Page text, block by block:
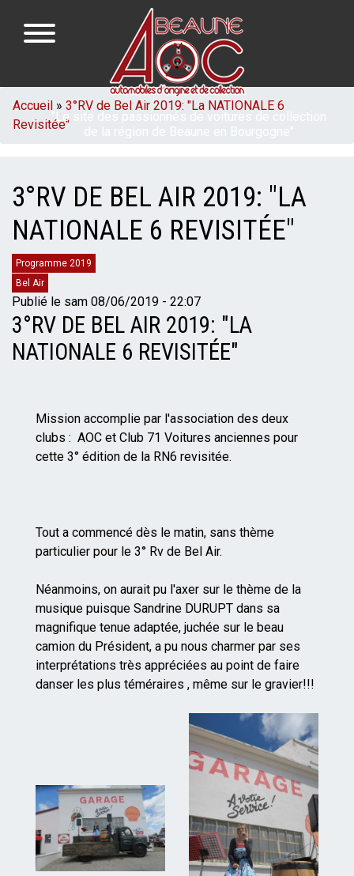
contenu
"Le site des passionnés de voitures de collection
NAVIGATION
PRINCIPALE
FIL
D'ARIANE
Accueil
3°RV de Bel Air 2019: "La NATIONALE 6
Revisitée"
3°RV DE BEL AIR 2019: "LA
NATIONALE 6 REVISITÉE"
Catégories
Programme 2019
Bel Air
Publié le sam 08/06/2019 - 22:07
3°RV DE BEL AIR 2019: "LA
NATIONALE 6 REVISITÉE"
pageMission accomplie par l'association des deux
clubs : AOC et Club 71 Voitures anciennes pour
cette 3° édition de la RN6 revisitée.
Tout a commencé dès le matin, sans thème
particulier pour le 3° Rv de Bel Air.
Néanmoins, on aurait pu l'axer sur le thème de la
musique puisque Sandrine DURUPT dans sa
magnifique tenue adaptée, juchée sur le beau
camion du Président, a pu nous charmer par ses
interprétations très appréciées au point de faire
danser les plus téméraires , même sur le gravier!!!